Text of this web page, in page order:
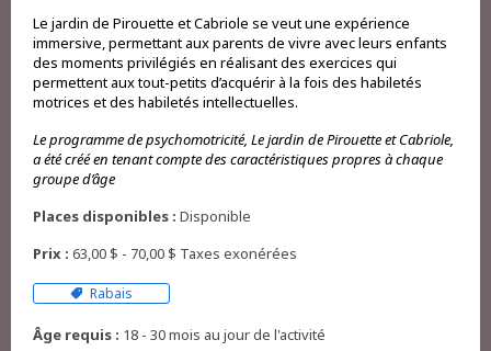
Le jardin de Pirouette et Cabriole se veut une expérience
immersive, permettant aux parents de vivre avec leurs enfants
des moments privilégiés en réalisant des exercices qui
permettent aux tout-petits d’acquérir à la fois des habiletés
motrices et des habiletés intellectuelles.
Le programme de psychomotricité, Le jardin de Pirouette et Cabriole,
a été créé en tenant compte des caractéristiques propres à chaque
groupe d’âge
Places disponibles : Disponible
Prix : 63,00 $ - 70,00 $ Taxes exonérées
Rabais
Âge requis : 18 - 30 mois au jour de l'activité